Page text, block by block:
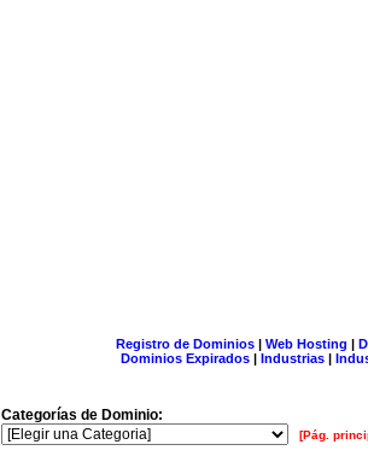
Registro de Dominios| Web Hosting |
Dominios Expirados | Industrias |
Categorías de Dominio:
[Pág.